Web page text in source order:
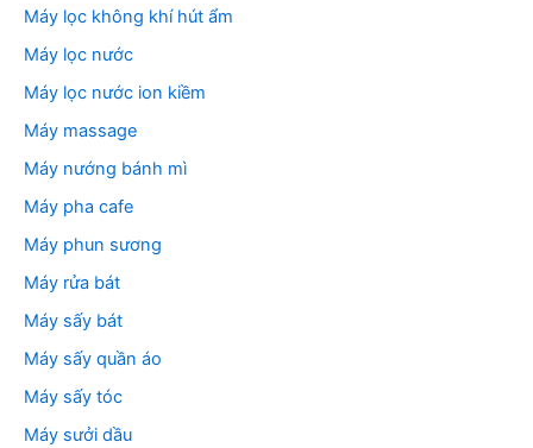
Máy lọc không khí hút ẩm
Máy lọc nước
Máy lọc nước ion kiềm
Máy massage
Máy nướng bánh mì
Máy pha cafe
Máy phun sương
Máy rửa bát
Máy sấy bát
Máy sấy quần áo
Máy sấy tóc
Máy sưởi dầu